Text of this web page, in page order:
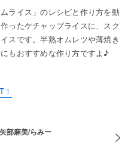
ライス」のレシピと作り方を動
ったケチャップライスに、スク
スです。半熟オムレツや薄焼き
もおすすめな作り方ですよ♪
部麻美/らみー